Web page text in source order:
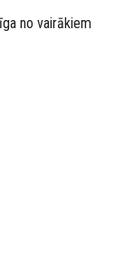
no vairākiem